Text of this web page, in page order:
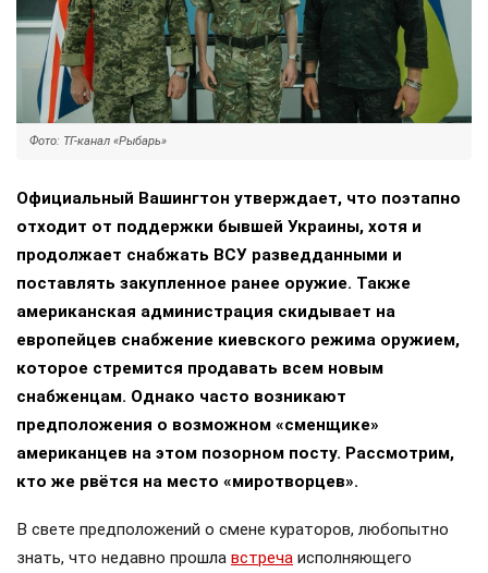
Фото: ТГ-канал «Рыбарь»
Официальный Вашингтон утверждает, что поэтапно
отходит от поддержки бывшей Украины, хотя и
продолжает снабжать ВСУ разведданными и
поставлять закупленное ранее оружие. Также
американская администрация скидывает на
европейцев снабжение киевского режима оружием,
которое стремится продавать всем новым
снабженцам. Однако часто возникают
предположения о возможном «сменщике»
американцев на этом позорном посту. Рассмотрим,
кто же рвётся на место «миротворцев».
В свете предположений о смене кураторов, любопытно
знать, что недавно прошла встреча исполняющего